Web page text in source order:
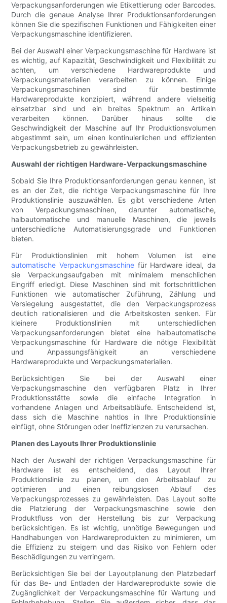
Verpackungsanforderungen wie Etikettierung oder Barcodes.
Durch die genaue Analyse Ihrer Produktionsanforderungen
können Sie die spezifischen Funktionen und Fähigkeiten einer
Verpackungsmaschine identifizieren.
Bei der Auswahl einer Verpackungsmaschine für Hardware ist
es wichtig, auf Kapazität, Geschwindigkeit und Flexibilität zu
achten, um verschiedene Hardwareprodukte und
Verpackungsmaterialien verarbeiten zu können. Einige
Verpackungsmaschinen sind für bestimmte
Hardwareprodukte konzipiert, während andere vielseitig
einsetzbar sind und ein breites Spektrum an Artikeln
verarbeiten können. Darüber hinaus sollte die
Geschwindigkeit der Maschine auf Ihr Produktionsvolumen
abgestimmt sein, um einen kontinuierlichen und effizienten
Verpackungsbetrieb zu gewährleisten.
Auswahl der richtigen Hardware-Verpackungsmaschine
Sobald Sie Ihre Produktionsanforderungen genau kennen, ist
es an der Zeit, die richtige Verpackungsmaschine für Ihre
Produktionslinie auszuwählen. Es gibt verschiedene Arten
von Verpackungsmaschinen, darunter automatische,
halbautomatische und manuelle Maschinen, die jeweils
unterschiedliche Automatisierungsgrade und Funktionen
bieten.
Für Produktionslinien mit hohem Volumen ist eine
automatische Verpackungsmaschine für Hardware ideal, da
sie Verpackungsaufgaben mit minimalem menschlichen
Eingriff erledigt. Diese Maschinen sind mit fortschrittlichen
Funktionen wie automatischer Zuführung, Zählung und
Versiegelung ausgestattet, die den Verpackungsprozess
deutlich rationalisieren und die Arbeitskosten senken. Für
kleinere Produktionslinien mit unterschiedlichen
Verpackungsanforderungen bietet eine halbautomatische
Verpackungsmaschine für Hardware die nötige Flexibilität
und Anpassungsfähigkeit an verschiedene
Hardwareprodukte und Verpackungsmaterialien.
Berücksichtigen Sie bei der Auswahl einer
Verpackungsmaschine den verfügbaren Platz in Ihrer
Produktionsstätte sowie die einfache Integration in
vorhandene Anlagen und Arbeitsabläufe. Entscheidend ist,
dass sich die Maschine nahtlos in Ihre Produktionslinie
einfügt, ohne Störungen oder Ineffizienzen zu verursachen.
Planen des Layouts Ihrer Produktionslinie
Nach der Auswahl der richtigen Verpackungsmaschine für
Hardware ist es entscheidend, das Layout Ihrer
Produktionslinie zu planen, um den Arbeitsablauf zu
optimieren und einen reibungslosen Ablauf des
Verpackungsprozesses zu gewährleisten. Das Layout sollte
die Platzierung der Verpackungsmaschine sowie den
Produktfluss von der Herstellung bis zur Verpackung
berücksichtigen. Es ist wichtig, unnötige Bewegungen und
Handhabungen von Hardwareprodukten zu minimieren, um
die Effizienz zu steigern und das Risiko von Fehlern oder
Beschädigungen zu verringern.
Berücksichtigen Sie bei der Layoutplanung den Platzbedarf
für das Be- und Entladen der Hardwareprodukte sowie die
Zugänglichkeit der Verpackungsmaschine für Wartung und